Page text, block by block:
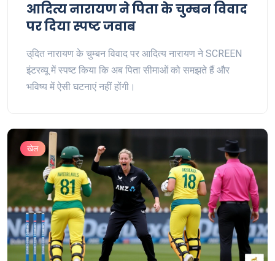
आदित्य नारायण ने पिता के चुम्बन विवाद
पर दिया स्पष्ट जवाब
उ्दित नारायण के चुम्बन विवाद पर आदित्य नारायण ने SCREEN
इंटरव्यू में स्पष्ट किया कि अब पिता सीमाओं को समझते हैं और
भविष्य में ऐसी घटनाएं नहीं होंगी।
खेल